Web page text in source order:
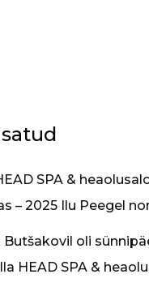
SPA &
– 2025 Ilu Peegel
Butšakovil oli
HEAD SPA &